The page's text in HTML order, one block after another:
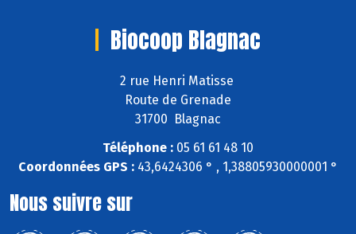
Biocoop Blagnac
2 rue Henri Matisse
Route de Grenade
31700 Blagnac
Téléphone : 05 61 61 48 10
Coordonnées GPS : 43,6424306 ° , 1,38805930000001 °
Nous suivre sur